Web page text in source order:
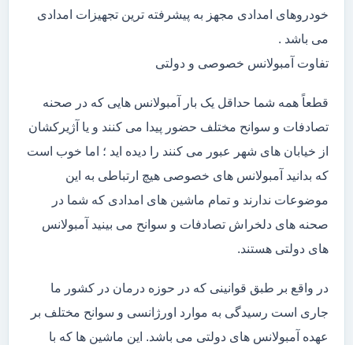
خودروهای امدادی مجهز به پیشرفته ترین تجهیزات امدادی
می باشد .
تفاوت آمبولانس خصوصی و دولتی
قطعاً همه شما حداقل یک بار آمبولانس هایی که در صحنه
تصادفات و سوانح مختلف حضور پیدا می کنند و یا آژیرکشان
از خیابان های شهر عبور می کنند را دیده اید ؛ اما خوب است
که بدانید آمبولانس های خصوصی هیچ ارتباطی به این
موضوعات ندارند و تمام ماشین های امدادی که شما در
صحنه های دلخراش تصادفات و سوانح می بینید آمبولانس
های دولتی هستند.
در واقع بر طبق قوانینی که در حوزه درمان در کشور ما
جاری است رسیدگی به موارد اورژانسی و سوانح مختلف بر
عهده آمبولانس های دولتی می باشد. این ماشین ها که با